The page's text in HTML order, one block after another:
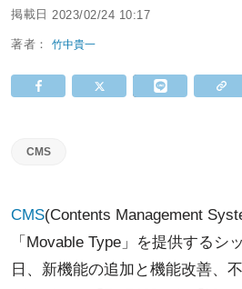
掲載日 2023/02/24 10:17
著者：竹中貴一
CMS
CMS(Contents Management
「Movable Type」を提供するシ
日、新機能の追加と機能改善、